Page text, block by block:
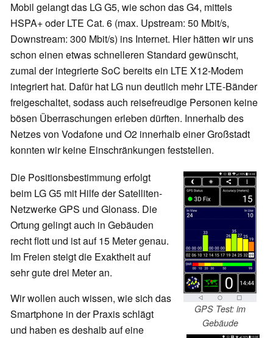
Mobil gelangt das LG G5, wie schon das G4, mittels
HSPA+ oder LTE Cat. 6 (max. Upstream: 50 Mbit/s,
Downstream: 300 Mbit/s) ins Internet. Hier hätten wir uns
schon einen etwas schnelleren Standard gewünscht,
zumal der integrierte SoC bereits ein LTE X12-Modem
integriert hat. Dafür hat LG nun deutlich mehr LTE-Bänder
freigeschaltet, sodass auch reisefreudige Personen keine
bösen Überraschungen erleben dürften. Innerhalb des
Netzes von Vodafone und O2 innerhalb einer Großstadt
konnten wir keine Einschränkungen feststellen.
GPS Test: im
Gebäude
Die Positionsbestimmung erfolgt
beim LG G5 mit Hilfe der Satelliten-
Netzwerke GPS und Glonass. Die
Ortung gelingt auch in Gebäuden
recht flott und ist auf 15 Meter genau.
Im Freien steigt die Exaktheit auf
sehr gute drei Meter an.
Wir wollen auch wissen, wie sich das
Smartphone in der Praxis schlägt
und haben es deshalb auf eine